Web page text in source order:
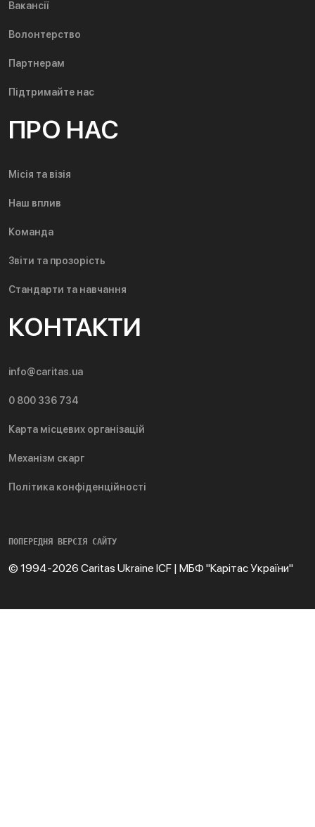
Вакансії
Волонтерство
Партнерам
Підтримайте нас
ПРО НАС
Місія та візія
Наш вплив
Команда
Звіти та прозорість
Стандарти та навчання
КОНТАКТИ
info@caritas.ua
0 800 336 734
Карта місцевих організацій
Механізм скарг
Політика конфіденційності
ПОПЕРЕДНЯ ВЕРСІЯ САЙТУ
© 1994-2026 Caritas Ukraine ICF | МБФ "Карітас України"